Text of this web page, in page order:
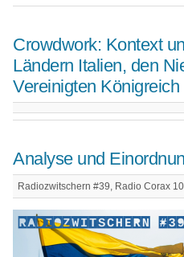
Crowdwork: Kontext
Ländern Italien, den
Vereinigten Königreich
Analyse und
Radiozwitschern #39, Radio Corax